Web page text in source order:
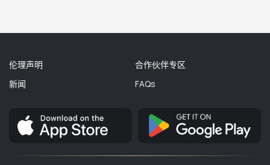
伦理声明
新闻
合作伙伴专区
FAQs